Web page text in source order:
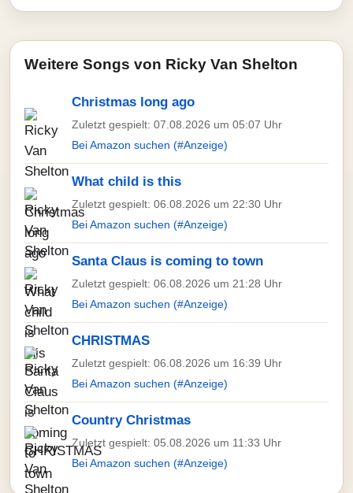
Weitere Songs von Ricky Van Shelton
Christmas long ago
Zuletzt gespielt: 07.08.2026 um 05:07 Uhr
Bei Amazon suchen (#Anzeige)
What child is this
Zuletzt gespielt: 06.08.2026 um 22:30 Uhr
Bei Amazon suchen (#Anzeige)
Santa Claus is coming to town
Zuletzt gespielt: 06.08.2026 um 21:28 Uhr
Bei Amazon suchen (#Anzeige)
CHRISTMAS
Zuletzt gespielt: 06.08.2026 um 16:39 Uhr
Bei Amazon suchen (#Anzeige)
Country Christmas
Zuletzt gespielt: 05.08.2026 um 11:33 Uhr
Bei Amazon suchen (#Anzeige)